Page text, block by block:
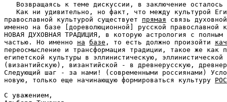
Возвращаясь к теме дискуссии, в заключение осталось
Как ни удивительно, но факт, что между культурой
православной культурой существует прямая связь
именно на базе [дореволюционной] русской православной
НОВАЯ ДУХОВНАЯ ТРАДИЦИЯ, в которую астрология с полным
частью. Но именно на базе , то есть должно произойти
переосмысление и трансформация традиции, такое же как
египетской культуры в эллинистическую,
(византийскую), византийской - в древнерусскую,
Следующий шаг - за нами! (современными россиянами)
новую, только еще начинающую формироваться культуру
С уважением,